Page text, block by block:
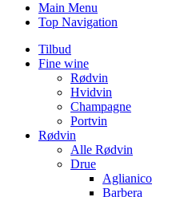
Main Menu
Top Navigation
Tilbud
Fine wine
Rødvin
Hvidvin
Champagne
Portvin
Rødvin
Alle Rødvin
Drue
Aglianico
Barbera